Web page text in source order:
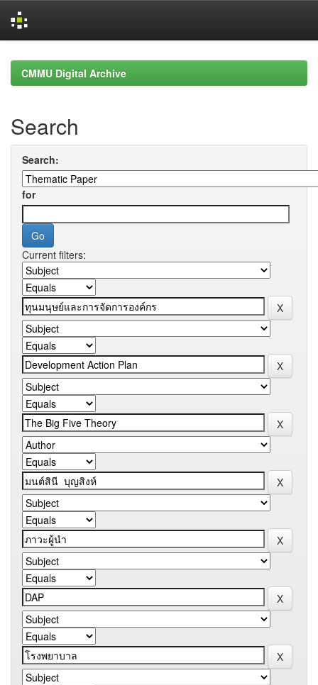
navigationCMMU Digital Archive
Search
Search:
for
Current filters: